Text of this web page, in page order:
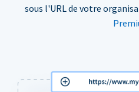
sous l'URL de votre